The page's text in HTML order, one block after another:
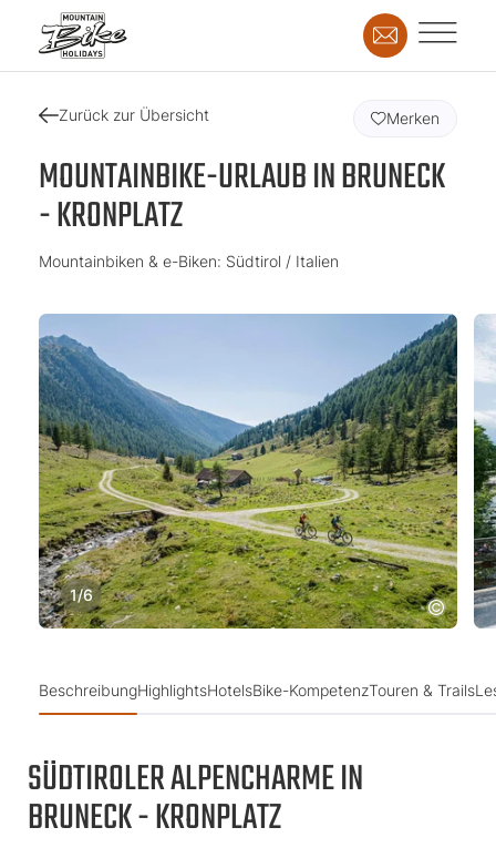
Zurück zur Übersicht
MOUNTAINBIKE-URLAUB IN BRUNECK
- KRONPLATZ
Mountainbiken & e-Biken: Südtirol / Italien
Merken
1/6
BeschreibungHighlightsHotelsBike-KompetenzTouren & Trails
SÜDTIROLER ALPENCHARME IN
BRUNECK - KRONPLATZ